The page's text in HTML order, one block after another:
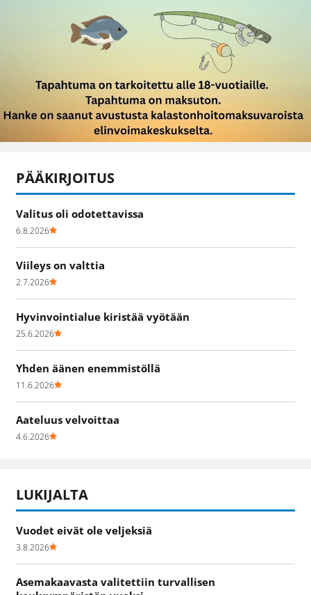
PÄÄKIRJOITUS
Valitus oli odotettavissa
6.8.2026
Viileys on valttia
2.7.2026
Hyvinvointialue kiristää vyötään
25.6.2026
Yhden äänen enemmistöllä
11.6.2026
Aateluus velvoittaa
4.6.2026
LUKIJALTA
Vuodet eivät ole veljeksiä
3.8.2026
Asemakaavasta valitettiin turvallisen